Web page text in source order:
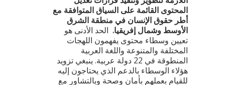
المحتوى القائمة على السياق المتوافقة مع
أطر حقوق الإنسان في منطقة الشرق
الأوسط وشمال إفريقيا. الحد الأدنى هو
تعيين وسطاء محتوى يفهمون اللهجات
المختلفة والمتنوعة واللغة العربية
المنطوقة في 22 دولة عربية. ينبغي تزويد
هؤلاء الوسطاء بالدعم الذي يحتاجون إليه
للقيام بعملهم بأمان وصحة وبالتشاور مع